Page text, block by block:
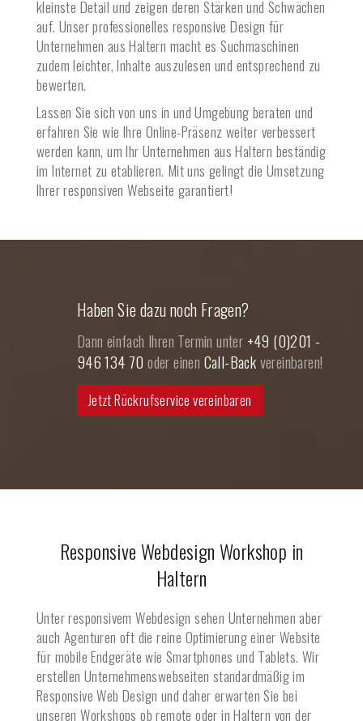
kleinste Detail und zeigen deren Stärken und Schwächen
auf. Unser professionelles responsive Design für
Unternehmen ausHaltern macht es Suchmaschinen
zudem leichter, Inhalte auszulesen und entsprechend zu
bewerten.
Lassen Sie sich von uns in und Umgebung beraten und
erfahren Sie wie Ihre Online-Präsenz weiter verbessert
werden kann, um Ihr Unternehmen ausHaltern beständig
im Internet zu etablieren. Mit uns gelingt die Umsetzung
Ihrer responsiven Webseite garantiert!
Haben Sie dazu noch Fragen?
Dann einfach Ihren Termin unter +49 (0)201 -
946 134 70 oder einen Call-Backvereinbaren!
Jetzt Rückrufservice vereinbaren
Responsive Webdesign Workshop in
Haltern
Unter responsivem Webdesign sehen Unternehmen aber
auch Agenturen oft die reine Optimierung einer Website
für mobile Endgeräte wie Smartphones und Tablets. Wir
erstellen Unternehmenswebseiten standardmäßig im
Responsive Web Design und daher erwarten Sie bei
unseren Workshops ob remote oder inHaltern von der